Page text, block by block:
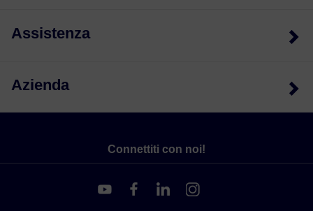
Assistenza
Azienda
Connettiti con noi!